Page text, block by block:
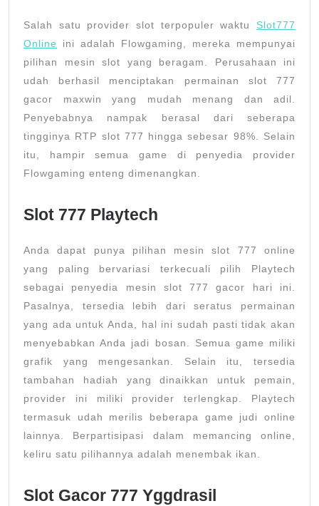
Salah satu provider slot terpopuler waktu Slot777
Online
ini adalah Flowgaming, mereka mempunyai
pilihan mesin slot yang beragam. Perusahaan ini
udah berhasil menciptakan permainan slot 777
gacor maxwin yang mudah menang dan adil.
Penyebabnya nampak berasal dari seberapa
tingginya RTP slot 777 hingga sebesar 98%. Selain
itu, hampir semua game di penyedia provider
Flowgaming enteng dimenangkan.
Slot 777 Playtech
Anda dapat punya pilihan mesin slot 777 online
yang paling bervariasi terkecuali pilih Playtech
sebagai penyedia mesin slot 777 gacor hari ini.
Pasalnya, tersedia lebih dari seratus permainan
yang ada untuk Anda, hal ini sudah pasti tidak akan
menyebabkan Anda jadi bosan. Semua game miliki
grafik yang mengesankan. Selain itu, tersedia
tambahan hadiah yang dinaikkan untuk pemain,
provider ini miliki provider terlengkap. Playtech
termasuk udah merilis beberapa game judi online
lainnya. Berpartisipasi dalam memancing online,
keliru satu pilihannya adalah menembak ikan.
Slot Gacor 777 Yggdrasil